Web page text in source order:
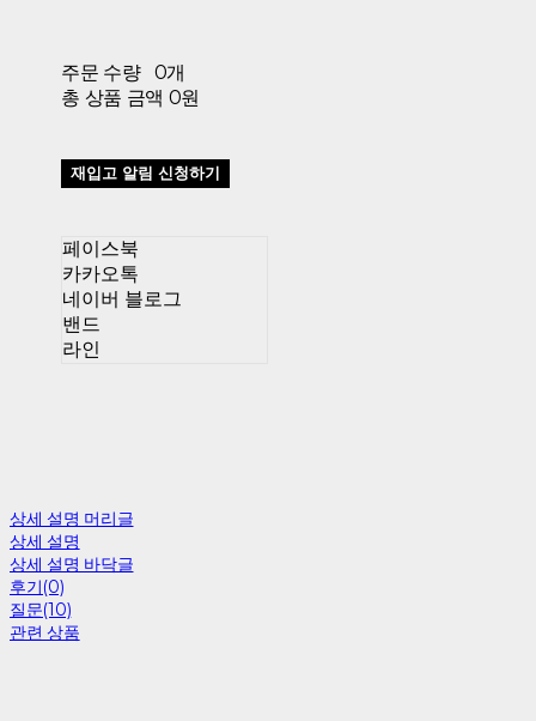
주문 수량
0개
총 상품 금액 0원
재입고 알림 신청하기
페이스북
카카오톡
네이버 블로그
밴드
라인
상세 설명 머리글
상세 설명
상세 설명 바닥글
후기(0)
질문(10)
관련 상품